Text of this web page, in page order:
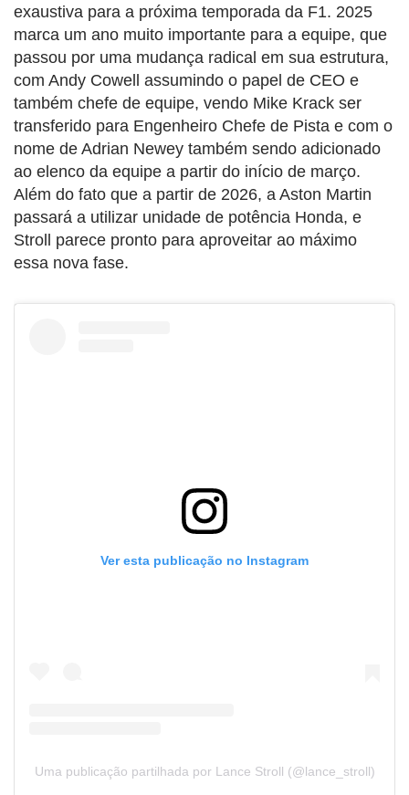
exaustiva para a próxima temporada da F1. 2025
marca um ano muito importante para a equipe, que
passou por uma mudança radical em sua estrutura,
com Andy Cowell assumindo o papel de CEO e
também chefe de equipe, vendo Mike Krack ser
transferido para Engenheiro Chefe de Pista e com o
nome de Adrian Newey também sendo adicionado
ao elenco da equipe a partir do início de março.
Além do fato que a partir de 2026, a Aston Martin
passará a utilizar unidade de potência Honda, e
Stroll parece pronto para aproveitar ao máximo
essa nova fase.
Ver esta publicação no Instagram
Uma publicação partilhada por Lance Stroll (@lance_stroll)